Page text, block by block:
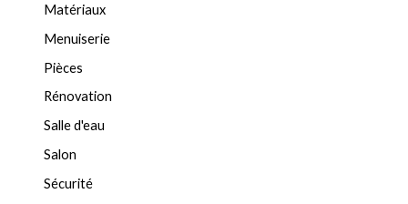
Matériaux
Menuiserie
Pièces
Rénovation
Salle d'eau
Salon
Sécurité